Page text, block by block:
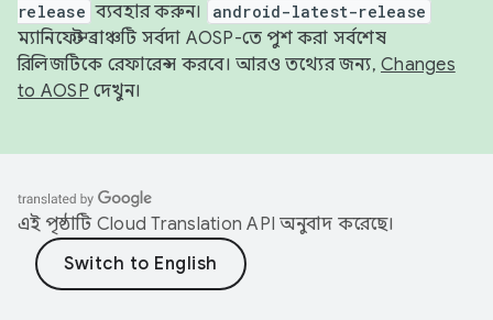
release ব্যবহার করুন। android-latest-release
ম্যানিফেস্ট ব্রাঞ্চটি সর্বদা AOSP-তে পুশ করা সর্বশেষ
রিলিজটিকে রেফারেন্স করবে। আরও তথ্যের জন্য, Changes
to AOSP দেখুন।
এই পৃষ্ঠাটি Cloud Translation API অনুবাদ করেছে।